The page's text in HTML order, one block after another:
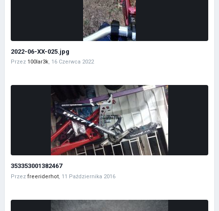
2022-06-XX-025.jpg
Przez 100lar3k, 16 Czerwca 2022
353353001382467
Przez freeriderhot, 11 Października 2016